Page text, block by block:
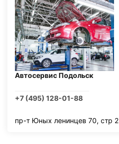
Автосервис Подольск
+7 (495) 128-01-88
пр-т Юных ленинцев 70, стр 2